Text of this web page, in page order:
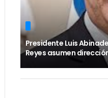
Presidente Luis
Reyes asumen